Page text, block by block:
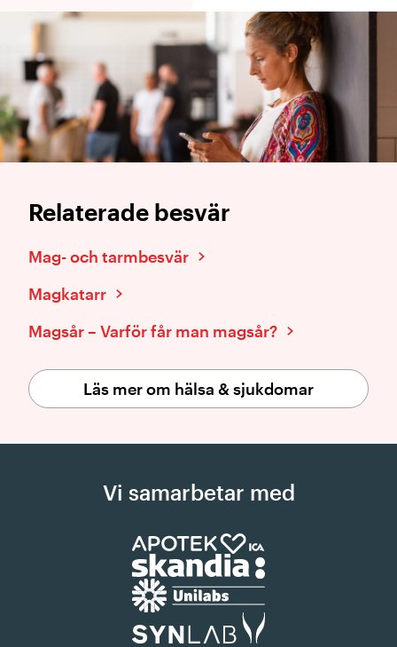
Relaterade besvär
Mag- och tarmbesvär
Magkatarr
Magsår – Varför får man magsår?
Läs mer om hälsa & sjukdomar
Vi samarbetar med